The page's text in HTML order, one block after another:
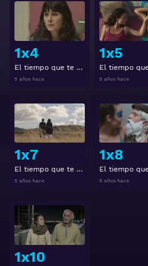
1x4
El tiempo que te doy 1x4
5 años hace
Ver
1x5
5 años hace
1x7
El tiempo que te doy 1x7
5 años hace
Ver
1x8
5 años hace
1x10